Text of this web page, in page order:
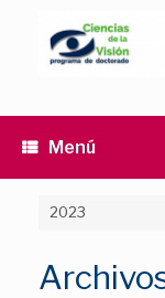
contenido
Menú
2023